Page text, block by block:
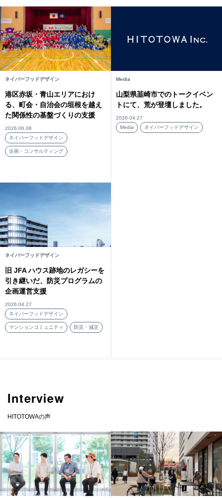
ネイバーフッドデザイン
港区赤坂・青山エリアにおけ
る、町会・自治会の垣根を越え
た関係性の基盤づくりの支援
2026.06.08
ネイバーフッドデザイン
企画・コンサルティング
Media
山梨県韮崎市でのトークイベン
トにて、荒が登壇しました。
2026.04.27
Media
ネイバーフッドデザイン
ネイバーフッドデザイン
旧 JFA ハウス跡地のレガシーを
引き継いだ、防災プログラムの
企画運営支援
2026.04.27
ネイバーフッドデザイン
マンションコミュニティ 防災・減災
Interview
HITOTOWAの声